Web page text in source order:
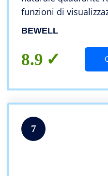
funzioni di
della settimana
BEWELL
8.9
7